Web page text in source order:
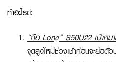
ทำอะไรดี:
“ถือ Long” S50U22 เป้าห
จุดสูงใหม่ช่วงเช้าก่อนจะย่อตั